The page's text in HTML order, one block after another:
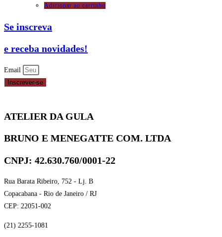
Adicionar ao carrinho
Se inscreva
e receba novidades!
Email
Inscrever-se
ATELIER DA GULA
BRUNO E MENEGATTE COM. LTDA
CNPJ: 42.630.760/0001-22
Rua Barata Ribeiro, 752 - Lj. B
Copacabana - Rio de Janeiro / RJ
CEP: 22051-002
(21) 2255-1081